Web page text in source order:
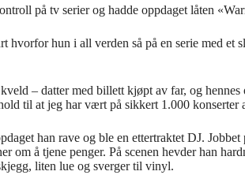
på tv serier og hadde oppdaget låten
hvorfor hun i all verden så på en serie med et
– datter med billett kjøpt av far, og hennes
til at jeg har vært på sikkert 1.000 konserter
han rave og ble en ettertraktet DJ.
å tjene penger. På scenen hevder han
liten lue og sverger til vinyl.